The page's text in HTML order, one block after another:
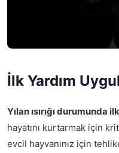
İlk Yardım
Yılan ısırığı durumunda
hayatını kurtarmak için
evcil hayvanınız için